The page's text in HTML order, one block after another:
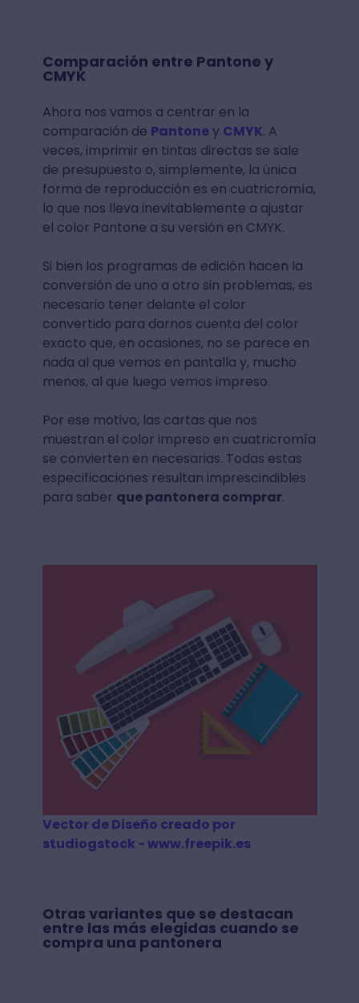
Comparación entre Pantone y
CMYK
Ahora nos vamos a centrar en la
comparación de Pantoney CMYK. A
veces, imprimir en tintas directas se sale
de presupuesto o, simplemente, la única
forma de reproducción es en cuatricromía,
lo que nos lleva inevitablemente a ajustar
el color Pantone a su versión en CMYK.
Si bien los programas de edición hacen la
conversión de uno a otro sin problemas, es
necesario tener delante el color
convertido para darnos cuenta del color
exacto que, en ocasiones, no se parece en
nada al que vemos en pantalla y, mucho
menos, al que luego vemos impreso.
Por ese motivo, las cartas que nos
muestran el color impreso en cuatricromía
se convierten en necesarias. Todas estas
especificaciones resultan imprescindibles
para saber que pantonera comprar.
Vector de Diseño creado por
studiogstock - www.freepik.es
Otras variantes que se destacan
entre las más elegidas cuando se
compra una pantonera